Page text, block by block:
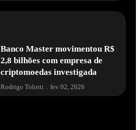
Banco Master movimentou R$
2,8 bilhões com empresa de
criptomoedas investigada
Rodrigo Tolotti fev 02, 2026